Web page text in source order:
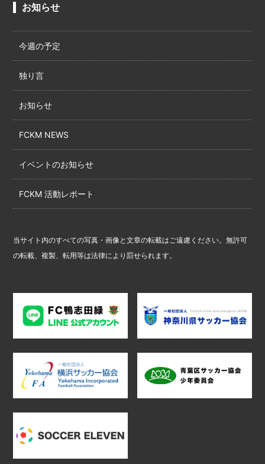
お知らせ
今週の予定
独り言
お知らせ
FCKM NEWS
イベントのお知らせ
FCKM 活動レポート
当サイト内のすべての写真・画像と文章の転載はご遠慮ください。無許可
の転載、複製、転用等は法律により罰せられます。